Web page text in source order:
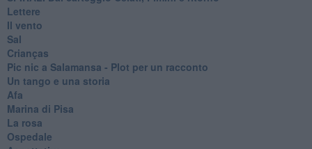
Lettere
Il vento
Sal
Crianças
Pic nic a Salamansa - Plot per un racconto
Un tango e una storia
Afa
Marina di Pisa
La rosa
Ospedale